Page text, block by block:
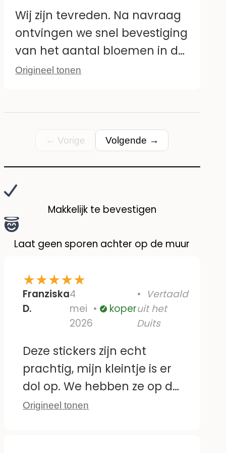
hoe lang ze meegaan of hoe
gemakkelijk ze te verwijderen
Wij zijn tevreden. Na navraag
ontvingen we snel bevestiging
van het aantal bloemen in de
set. Tot nu toe hechten ze zich
Origineel tonen
← Vorige Volgende →
Makkelijk te bevestigen
Laat geen sporen achter op de muur
★★★★★
Franziska
D.
4
mei
2026
Geverifieerd
koper
Vertaald
uit het
Duits
Deze stickers zijn echt
prachtig, mijn kleintje is er
dol op. We hebben ze op de
tegels bij de commode
Origineel tonen